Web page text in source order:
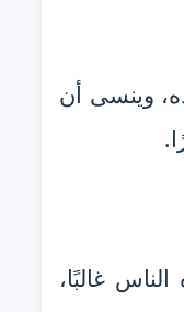
وينسى أن
غالبًا،